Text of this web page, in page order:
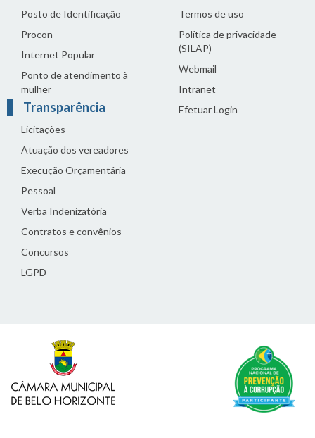
Posto de Identificação
Procon
Internet Popular
Ponto de atendimento à
mulher
Transparência
Licitações
Atuação dos vereadores
Execução Orçamentária
Pessoal
Verba Indenizatória
Contratos e convênios
Concursos
LGPD
Termos de uso
Política de privacidade
(SILAP)
Webmail
Intranet
Efetuar Login